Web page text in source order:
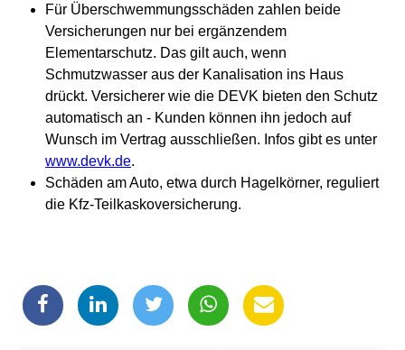
Für Überschwemmungsschäden zahlen beide
Versicherungen nur bei ergänzendem
Elementarschutz. Das gilt auch, wenn
Schmutzwasser aus der Kanalisation ins Haus
drückt. Versicherer wie die DEVK bieten den Schutz
automatisch an - Kunden können ihn jedoch auf
Wunsch im Vertrag ausschließen. Infos gibt es unter
www.devk.de.
Schäden am Auto, etwa durch Hagelkörner, reguliert
die Kfz-Teilkaskoversicherung.